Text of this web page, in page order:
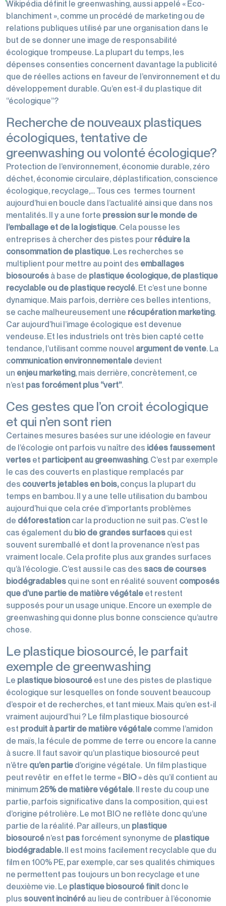
Wikipédia définit le greenwashing, aussi appelé « Eco-
blanchiment », comme un procédé de marketing ou de
relations publiques utilisé par une organisation dans le
but de se donner une image de responsabilité
écologique trompeuse. La plupart du temps, les
dépenses consenties concernent davantage la publicité
que de réelles actions en faveur de l’environnement et du
développement durable. Qu’en est-il du plastique dit
“écologique”?
Recherche de nouveaux plastiques
écologiques, tentative de
greenwashing ou volonté écologique?
Protection de l’environnement, économie durable, zéro
déchet, économie circulaire, déplastification, conscience
écologique, recyclage,… Tous ces termes tournent
aujourd’hui en boucle dans l’actualité ainsi que dans nos
mentalités. Il y a une forte pression sur le monde de
l’emballage et de la logistique. Cela pousse les
entreprises à chercher des pistes pour réduire la
consommation de plastique. Les recherches se
multiplient pour mettre au point des emballages
biosourcés à base de plastique écologique, de plastique
recyclable ou de plastique recyclé. Et c’est une bonne
dynamique. Mais parfois, derrière ces belles intentions,
se cache malheureusement une récupération marketing.
Car aujourd’hui l’image écologique est devenue
vendeuse. Et les industriels ont très bien capté cette
tendance, l’utilisant comme nouvel argument de vente. La
communication environnementale devient
un enjeu marketing, mais derrière, concrètement, ce
n’est pas forcément plus “vert”.
Ces gestes que l’on croit écologique
et qui n’en sont rien
Certaines mesures basées sur une idéologie en faveur
de l’écologie ont parfois vu naître des idées faussement
vertes et participent au greenwashing. C’est par exemple
le cas des couverts en plastique remplacés par
des couverts jetables en bois,conçus la plupart du
temps en bambou. Il y a une telle utilisation du bambou
aujourd’hui que cela crée d’importants problèmes
de déforestation car la production ne suit pas. C’est le
cas également du bio de grandes surfaces qui est
souvent suremballé et dont la provenance n’est pas
vraiment locale. Cela profite plus aux grandes surfaces
qu’à l’écologie. C’est aussi le cas des sacs de courses
biodégradables qui ne sont en réalité souvent composés
que d’une partie de matière végétale et restent
supposés pour un usage unique. Encore un exemple de
greenwashing qui donne plus bonne conscience qu’autre
chose.
Le plastique biosourcé, le parfait
exemple de greenwashing
Le plastique biosourcé est une des pistes de plastique
écologique sur lesquelles on fonde souvent beaucoup
d’espoir et de recherches, et tant mieux. Mais qu’en est-il
vraiment aujourd’hui ? Le film plastique biosourcé
est produit à partir de matière végétale comme l’amidon
de maïs, la fécule de pomme de terre ou encore la canne
à sucre. Il faut savoir qu’un plastique biosourcé peut
n’être qu’en partie d’origine végétale. Un film plastique
peut revêtir en effet le terme « BIO » dès qu’il contient au
minimum 25% de matière végétale. Il reste du coup une
partie, parfois significative dans la composition, qui est
d’origine pétrolière. Le mot BIO ne reflète donc qu’une
partie de la réalité. Par ailleurs, un plastique
biosourcé n’est pas forcément synonyme de plastique
biodégradable.Il est moins facilement recyclable que du
film en 100% PE, par exemple, car ses qualités chimiques
ne permettent pas toujours un bon recyclage et une
deuxième vie. Le plastique biosourcé finit donc le
plus souvent incinéré au lieu de contribuer à l’économie